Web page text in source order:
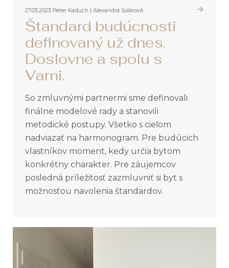
27.03.2023 Peter Kaduch | Alexandra Solárová
Štandard budúcnosti
definovaný už dnes.
Doslovne a spolu s
Vami.
So zmluvnými partnermi sme definovali
finálne modelové rady a stanovili
metodické postupy. Všetko s cieľom
nadviazať na harmonogram. Pre budúcich
vlastníkov moment, kedy určia bytom
konkrétny charakter. Pre záujemcov
posledná príležitosť zazmluvniť si byt s
možnosťou navolenia štandardov.